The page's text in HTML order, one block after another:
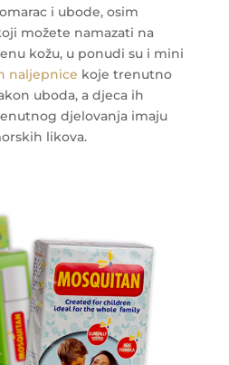
i ubode, osim
možete namazati na
kožu, u ponudi su i mini
naljepnice koje trenutno
uboda, a djeca ih
djelovanja imaju
likova.